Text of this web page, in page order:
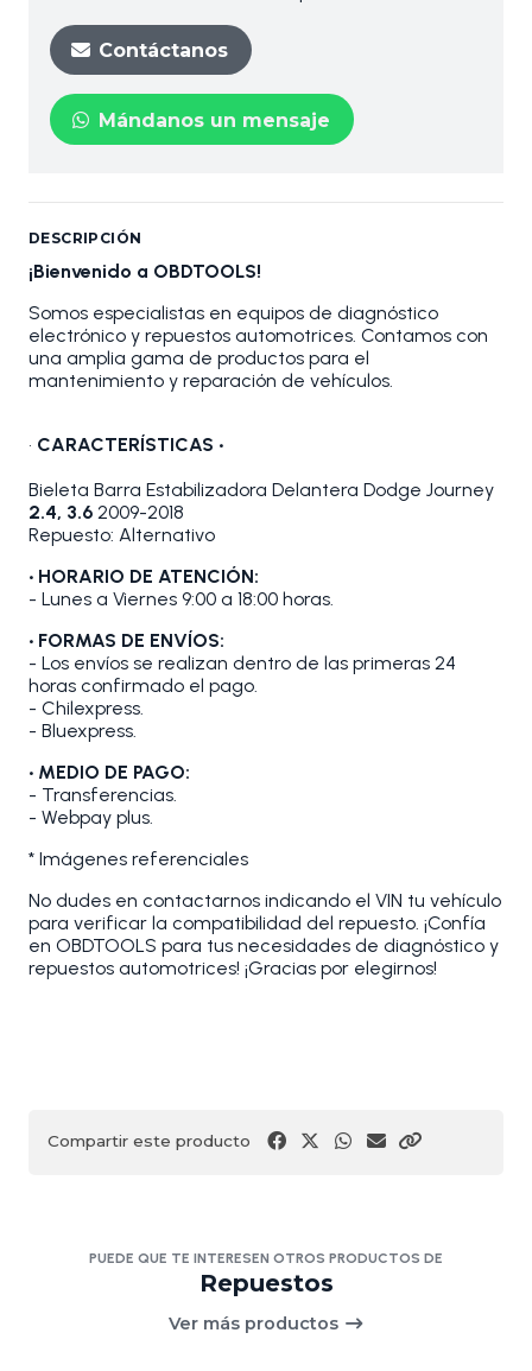
Contáctanos
Mándanos un mensaje
DESCRIPCIÓN
¡Bienvenido a OBDTOOLS!
Somos especialistas en equipos de diagnóstico
electrónico y repuestos automotrices. Contamos con
una amplia gama de productos para el
mantenimiento y reparación de vehículos.
• CARACTERÍSTICAS •
Bieleta Barra Estabilizadora Delantera Dodge Journey
2.4, 3.6 2009-2018
Repuesto: Alternativo
• HORARIO DE ATENCIÓN:
- Lunes a Viernes 9:00 a 18:00 horas.
• FORMAS DE ENVÍOS:
- Los envíos se realizan dentro de las primeras 24
horas confirmado el pago.
- Chilexpress.
- Bluexpress.
• MEDIO DE PAGO:
- Transferencias.
- Webpay plus.
* Imágenes referenciales
No dudes en contactarnos indicando el VIN tu vehículo
para verificar la compatibilidad del repuesto. ¡Confía
en OBDTOOLS para tus necesidades de diagnóstico y
repuestos automotrices! ¡Gracias por elegirnos!
Compartir este producto
PUEDE QUE TE INTERESEN OTROS PRODUCTOS DE
Repuestos
Ver más productos